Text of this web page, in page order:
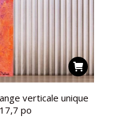
verticale unique
po